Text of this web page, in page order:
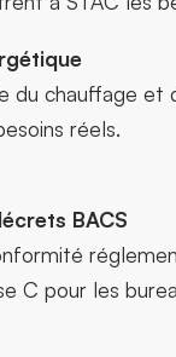
du chauffage et
réels.
BACS
C pour les